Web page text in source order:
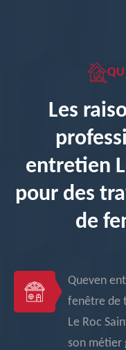
Les
entretien
pour des
de
Queven
fenêtre de
Le Roc
son métier